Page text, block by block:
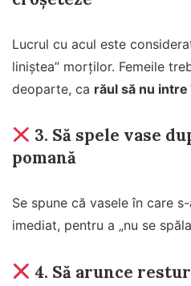
Lucrul cu acul este
liniștea” morților. Femeile
deoparte, ca răul să nu intre
3. Să spele vase
pomană
Se spune că vasele în care
imediat, pentru a „nu se
4. Să arunce